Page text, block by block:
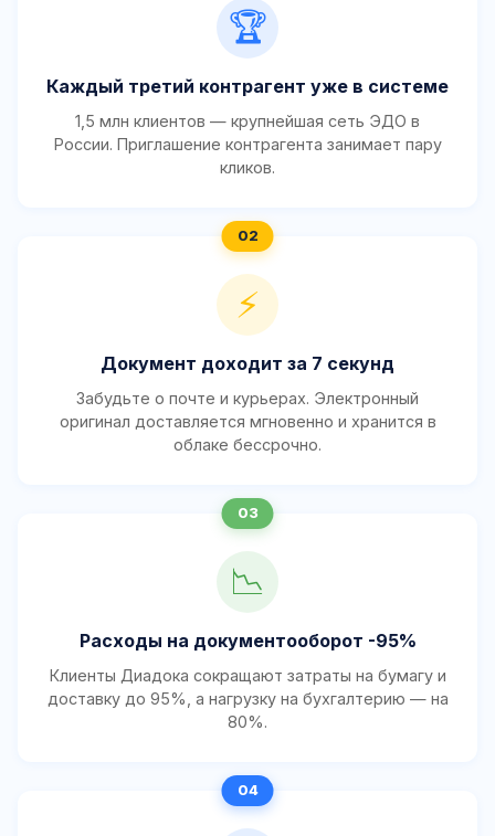
🏆
Каждый третий контрагент уже в системе
1,5 млн клиентов — крупнейшая сеть ЭДО в
России. Приглашение контрагента занимает пару
кликов.
⚡
Документ доходит за 7 секунд
Забудьте о почте и курьерах. Электронный
оригинал доставляется мгновенно и хранится в
облаке бессрочно.
📉
Расходы на документооборот -95%
Клиенты Диадока сокращают затраты на бумагу и
доставку до 95%, а нагрузку на бухгалтерию — на
80%.